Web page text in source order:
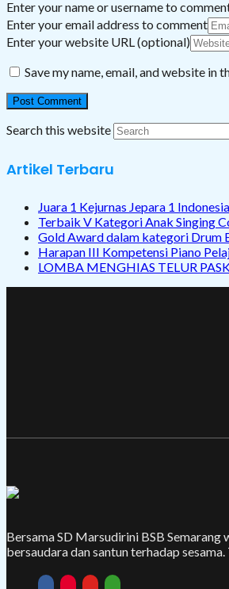
Enter your name or username to
Enter your email address to comment
Enter your website URL (optional)
Save my name, email, and website
Search this website
Artikel Terbaru
Juara 1 Kejurnas Jepara 1
Terbaik V Kategori Anak Singing
Gold Award dalam kategori Drum
Harapan III Kompetensi Piano
LOMBA MENGHIAS TELUR
Bersama SD Marsudirini BSB
bersaudara dan santun terhadap